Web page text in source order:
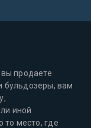
продаете
бульдозеры, вам
иной
то место, где